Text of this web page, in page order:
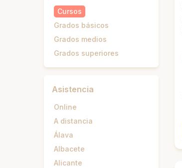
Cursos
Grados básicos
Grados medios
Grados superiores
Asistencia
Online
A distancia
Álava
Albacete
Alicante